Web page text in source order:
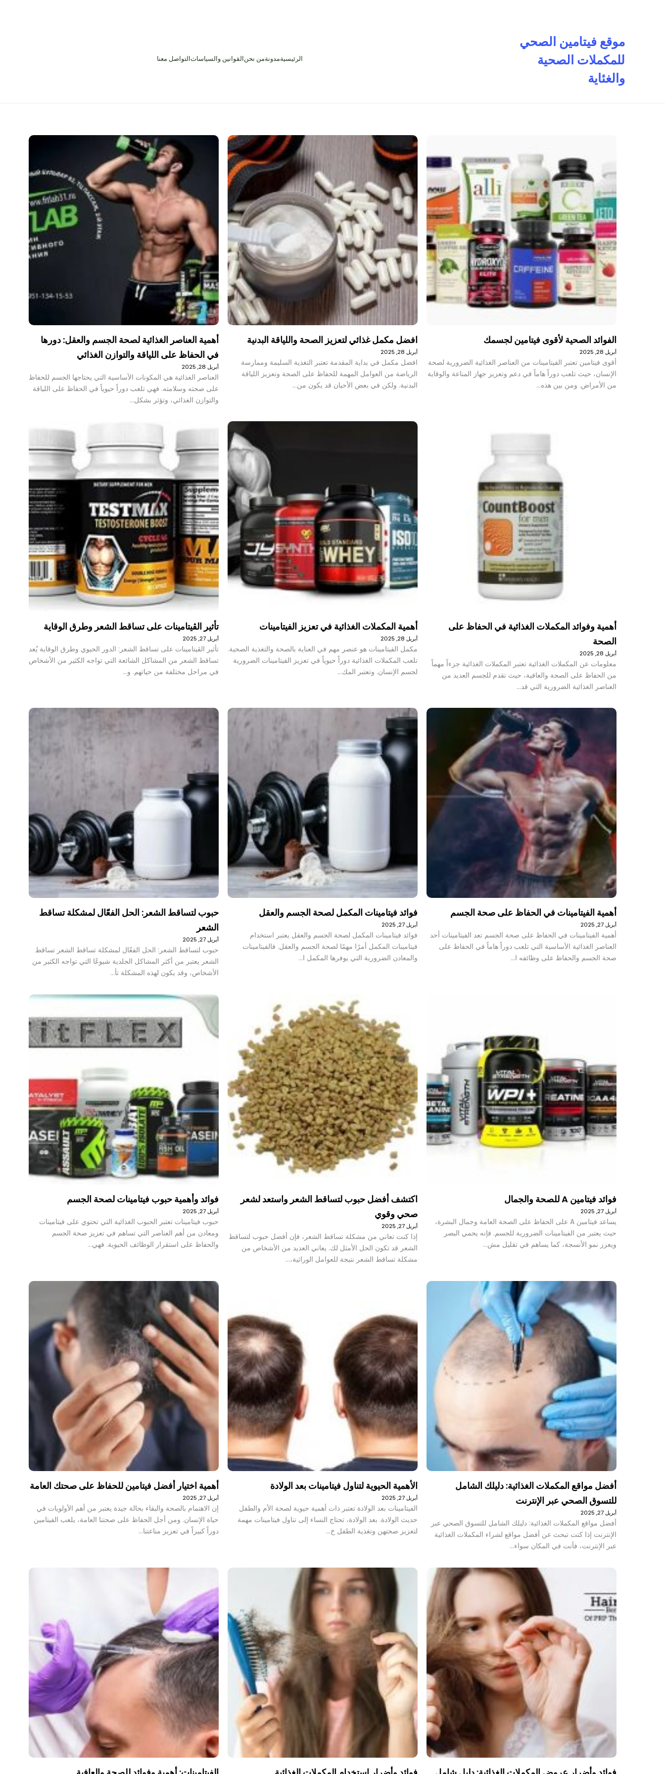
موقع فيتامين الصحي
للمكملات الصحية
والغئاية
الرئيسيةمدونةمن نحنالقوانين والسياساتالتواصل معنا
الفوائد الصحية لأقوى فيتامين لجسمك
أبريل 28, 2025
أقوى فيتامين تعتبر الفيتامينات من العناصر الغذائية الضرورية لصحة
الإنسان، حيث تلعب دوراً هاماً في دعم وتعزيز جهاز المناعة والوقاية
من الأمراض. ومن بين هذه…
افضل مكمل غذائي لتعزيز الصحة واللياقة البدنية
أبريل 28, 2025
افضل مكمل في بداية المقدمة تعتبر التغذية السليمة وممارسة
الرياضة من العوامل المهمة للحفاظ على الصحة وتعزيز اللياقة
البدنية. ولكن في بعض الأحيان قد يكون من…
أهمية العناصر الغذائية لصحة الجسم والعقل: دورها
في الحفاظ على اللياقة والتوازن الغذائي
أبريل 28, 2025
العناصر الغذائية هي المكونات الأساسية التي يحتاجها الجسم للحفاظ
على صحته وسلامته. فهي تلعب دوراً حيوياً في الحفاظ على اللياقة
والتوازن الغذائي، وتؤثر بشكل…
أهمية وفوائد المكملات الغذائية في الحفاظ على
الصحة
أبريل 28, 2025
معلومات عن المكملات الغذائية تعتبر المكملات الغذائية جزءاً مهماً
من الحفاظ على الصحة والعافية، حيث تقدم للجسم العديد من
العناصر الغذائية الضرورية التي قد…
أهمية المكملات الغذائية في تعزيز الفيتامينات
أبريل 28, 2025
مكمل الفيتامينات هو عنصر مهم في العناية بالصحة والتغذية الصحية.
تلعب المكملات الغذائية دوراً حيوياً في تعزيز الفيتامينات الضرورية
لجسم الإنسان. وتعتبر المك…
تأثير الڤيتامينات على تساقط الشعر وطرق الوقاية
أبريل 27, 2025
تأثير الڤيتامينات على تساقط الشعر: الدور الحيوي وطرق الوقاية يُعد
تساقط الشعر من المشاكل الشائعة التي تواجه الكثير من الأشخاص
في مراحل مختلفة من حياتهم. و…
أهمية الفيتامينات في الحفاظ على صحة الجسم
أبريل 27, 2025
أهمية الفيتامينات في الحفاظ على صحة الجسم تعد الفيتامينات أحد
العناصر الغذائية الأساسية التي تلعب دوراً هاماً في الحفاظ على
صحة الجسم والحفاظ على وظائفه ا…
فوائد فيتامينات المكمل لصحة الجسم والعقل
أبريل 27, 2025
فوائد فيتامينات المكمل لصحة الجسم والعقل يعتبر استخدام
فيتامينات المكمل أمرًا مهمًا لصحة الجسم والعقل. فالفيتامينات
والمعادن الضرورية التي يوفرها المكمل ا…
حبوب لتساقط الشعر: الحل الفعّال لمشكلة تساقط
الشعر
أبريل 27, 2025
حبوب لتساقط الشعر: الحل الفعّال لمشكلة تساقط الشعر تساقط
الشعر يعتبر من أكثر المشاكل الجلدية شيوعًا التي تواجه الكثير من
الأشخاص، وقد يكون لهذه المشكلة تأ…
فوائد فيتامين A للصحة والجمال
أبريل 27, 2025
يساعد فيتامين A على الحفاظ على الصحة العامة وجمال البشرة،
حيث يعتبر من الفيتامينات الضرورية للجسم. فإنه يحمي البصر
ويعزز نمو الأنسجة، كما يساهم في تقليل مش…
اكتشف أفضل حبوب لتساقط الشعر واستعد لشعر
صحي وقوي
أبريل 27, 2025
إذا كنت تعاني من مشكلة تساقط الشعر، فإن أفضل حبوب لتساقط
الشعر قد تكون الحل الأمثل لك. يعاني العديد من الأشخاص من
مشكلة تساقط الشعر نتيجة للعوامل الوراثية،…
فوائد وأهمية حبوب فيتامينات لصحة الجسم
أبريل 27, 2025
حبوب فيتامينات تعتبر الحبوب الغذائية التي تحتوي على فيتامينات
ومعادن من أهم العناصر التي تساهم في تعزيز صحة الجسم
والحفاظ على استقرار الوظائف الحيوية. فهي…
أفضل مواقع المكملات الغذائية: دليلك الشامل
للتسوق الصحي عبر الإنترنت
أبريل 27, 2025
أفضل مواقع المكملات الغذائية: دليلك الشامل للتسوق الصحي عبر
الإنترنت إذا كنت تبحث عن أفضل مواقع لشراء المكملات الغذائية
عبر الإنترنت، فأنت في المكان سواء…
الأهمية الحيوية لتناول فيتامينات بعد الولادة
أبريل 27, 2025
الفيتامينات بعد الولادة تعتبر ذات أهمية حيوية لصحة الأم والطفل
حديث الولادة. بعد الولادة، تحتاج النساء إلى تناول فيتامينات مهمة
لتعزيز صحتهن وتغذية الطفل خ…
أهمية اختيار أفضل فيتامين للحفاظ على صحتك العامة
أبريل 27, 2025
إن الاهتمام بالصحة والبقاء بحالة جيدة يعتبر من أهم الأولويات في
حياة الإنسان. ومن أجل الحفاظ على صحتنا العامة، يلعب الفيتامين
دوراً كبيراً في تعزيز مناعتنا…